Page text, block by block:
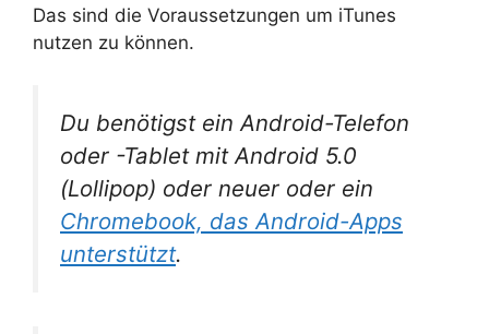
Das sind die Voraussetzungen um iTunes
nutzen zu können.
Du benötigst ein Android-Telefon
oder -Tablet mit Android 5.0
(Lollipop) oder neuer oder ein
Chromebook, das Android-Apps
unterstützt.